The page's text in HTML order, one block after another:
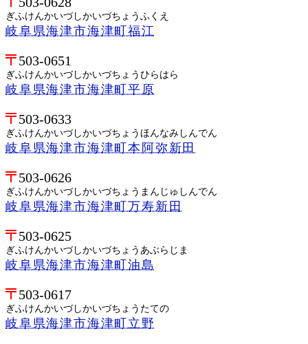
ぎふけんかいづしかいづちょうふくえ
岐阜県海津市海津町福江
503-0651
ぎふけんかいづしかいづちょうひらはら
岐阜県海津市海津町平原
503-0633
ぎふけんかいづしかいづちょうほんなみしんでん
岐阜県海津市海津町本阿弥新田
503-0626
ぎふけんかいづしかいづちょうまんじゅしんでん
岐阜県海津市海津町万寿新田
503-0625
ぎふけんかいづしかいづちょうあぶらじま
岐阜県海津市海津町油島
503-0617
ぎふけんかいづしかいづちょうたての
岐阜県海津市海津町立野